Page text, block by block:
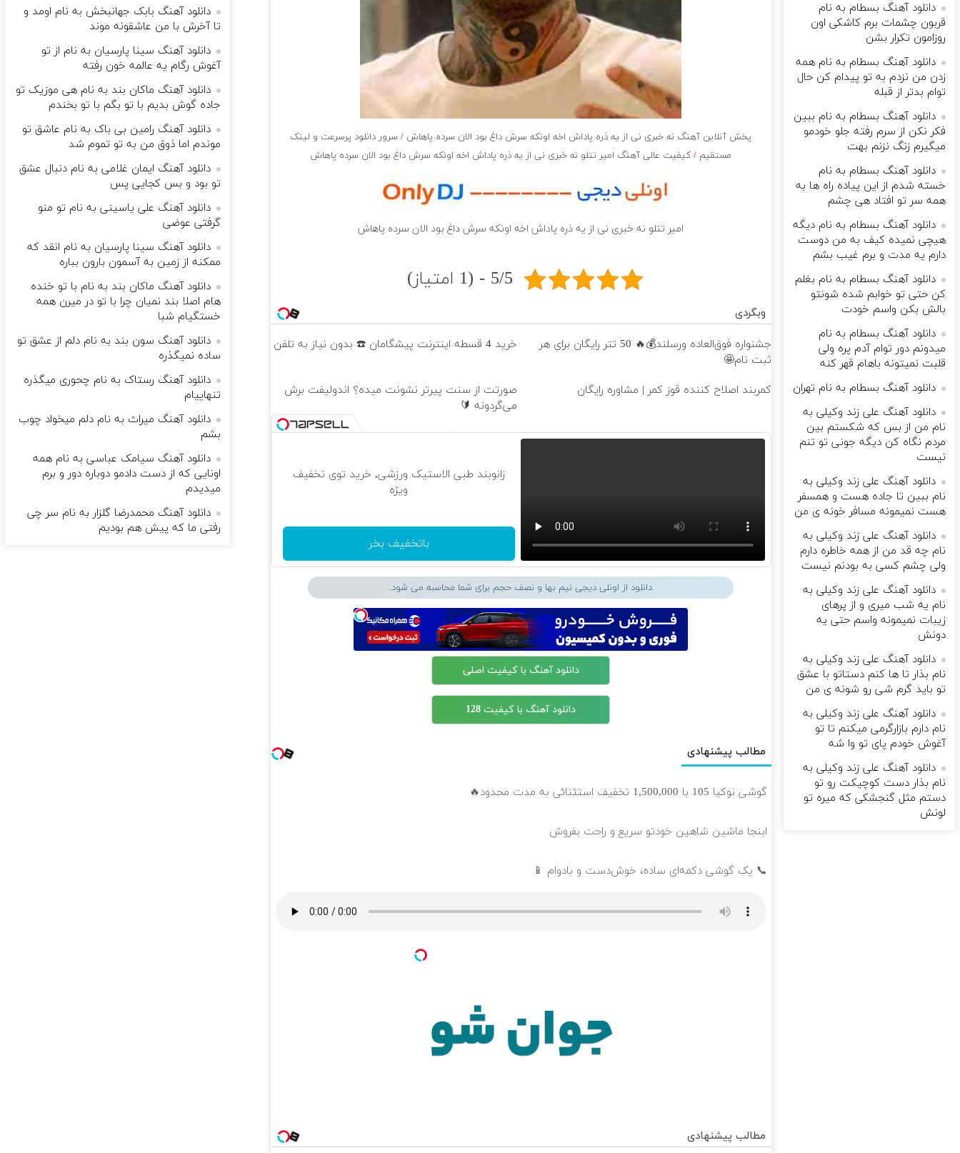
پخش آنلاین آهنگ نه خبری نی از یه ذره پاداش اخه اونکه سرش داغ بود الان سرده پاهاش /سرور دانلود پرسرعت و لینک
مستقیم /کیفیت عالی آهنگ امیر تتلو نه خبری نی از یه ذره پاداش اخه اونکه سرش داغ بود الان سرده پاهاش
امیر تتلو نه خبری نی از یه ذره پاداش اخه اونکه سرش داغ بود الان سرده پاهاش
5/5 - (1 امتیاز)
وبگردی
جشنواره فوق‌العاده ورسلند💰🔥 50 تتر رایگان برای هر
ثبت نام🤩
خرید 4 قسطه اینترنت پیشگامان ☎️ بدون نیاز به تلفن
کمربند اصلاح کننده قوز کمر | مشاوره رایگان
صورتت از سنت پیرتر نشونت میده؟ اندولیفت برش
می‌گردونه 🔰
زانوبند طبی الاستیک ورزشی, خرید توی تخفیف
ویژه
باتخفیف بخر
دانلود از اونلی دیجی نیم بها و نصف حجم برای شما محاسبه می شود.
دانلود آهنگ با کیفیت اصلی
دانلود آهنگ با کیفیت 128
مطالب پیشنهادی
گوشی نوکیا 105 با 1,500,000 تخفیف استثنائی به مدت محدود🔥
ابنجا ماشین شاهین خودتو سریع و راحت بفروش
📞 یک گوشی دکمه‌ای ساده، خوش‌دست و بادوام 📱
مطالب پیشنهادی
دانلود آهنگ بسطام به نام
قربون چشمات برم کاشکی اون
روزامون تکرار بشن
دانلود آهنگ بسطام به نام همه
زدن من نزدم به تو پیدام کن حال
توام بدتر از قبله
دانلود آهنگ بسطام به نام ببین
فکر نکن از سرم رفته جلو خودمو
میگیرم زنگ نزنم بهت
دانلود آهنگ بسطام به نام
خسته شدم از این پیاده راه ها به
همه سر تو افتاد هی چشم
دانلود آهنگ بسطام به نام دیگه
هیچی نمیده کیف به من دوست
دارم یه مدت و برم غیب بشم
دانلود آهنگ بسطام به نام بغلم
کن حتی تو خوابم شده شونتو
بالش بکن واسم خودت
دانلود آهنگ بسطام به نام
میدونم دور توام آدم پره ولی
قلبت نمیتونه باهام قهر کنه
دانلود آهنگ بسطام به نام تهران
دانلود آهنگ علی زند وکیلی به
نام من از بس كه شكستم بین
مردم نگاه كن دیگه جونى تو تنم
نیست
دانلود آهنگ علی زند وکیلی به
نام ببین تا جاده هست و همسفر
هست نمیمونه مسافر خونه ی من
دانلود آهنگ علی زند وکیلی به
نام چه قد من از همه خاطره دارم
ولی چشم كسی به بودنم نیست
دانلود آهنگ علی زند وکیلی به
نام یه شب میرى و از پرهای
زيبات نمیمونه واسم حتی یه
دونش
دانلود آهنگ علی زند وکیلی به
نام بذار تا ها كنم دستاتو با عشق
تو باید گرم شی رو شونه ى من
دانلود آهنگ علی زند وکیلی به
نام دارم بازارگرمی میكنم تا تو
آغوش خودم پای تو وا شه
دانلود آهنگ علی زند وکیلی به
نام بذار دست كوچیكت رو تو
دستم مثل گنجشكی كه میره تو
لونش
دانلود آهنگ بابک جهانبخش به نام اومد و
تا آخرش با من عاشقونه موند
دانلود آهنگ سینا پارسیان به نام از تو
آغوش رگام یه عالمه خون رفته
دانلود آهنگ ماکان بند به نام هی موزیک تو
جاده گوش بدیم با تو بگم با تو بخندم
دانلود آهنگ رامین بی باک به نام عاشق تو
موندم اما ذوق من به تو تموم شد
دانلود آهنگ ایمان غلامی به نام دﻧﺒﺎل ﻋﺸﻖ
ﺗﻮ ﺑﻮد و ﺑﺲ ﻛﺠﺎﻳﻰ ﭘﺲ
دانلود آهنگ علی یاسینی به نام تو منو
گرفتی عوضی
دانلود آهنگ سینا پارسیان به نام انقد که
ممکنه از زمین به آسمون بارون بباره
دانلود آهنگ ماکان بند به نام با تو خنده
هام اصلا بند نمیان چرا با تو در میرن همه
خستگیام شبا
دانلود آهنگ سون بند به نام دلم از عشق تو
ساده نمیگذره
دانلود آهنگ رستاک به نام چحوری میگذره
تنهاییام
دانلود آهنگ میراث به نام دلم میخواد چوب
بشم
دانلود آهنگ سیامک عباسی به نام همه
اونایی که از دست دادمو دوباره دور و برم
میدیدم
دانلود آهنگ محمدرضا گلزار به نام ﺳﺮ ﭼﻰ
رﻓﺘﻰ ﻣﺎ ﻛﻪ ﭘﻴﺶ ﻫﻢ ﺑﻮدﻳﻢ